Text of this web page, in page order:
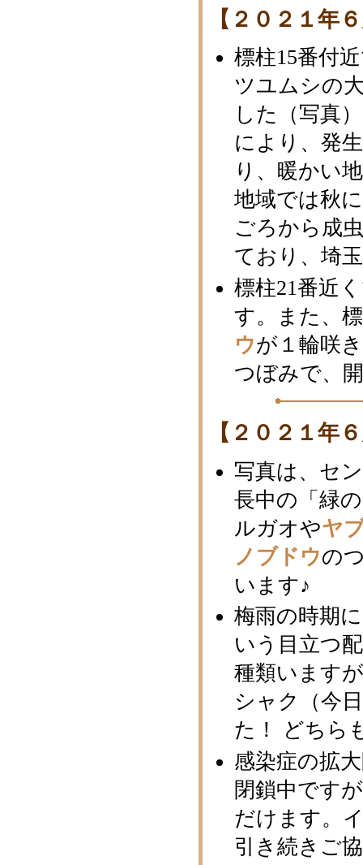
【２０２１年
標柱15番付
ツユムシの
した（写真
により、発
り、暖かい
地域では秋
ごろから成
ており、埼
標柱21番近
す。また、
ウが１輪咲
つぼみで、
【２０２１年
写真は、セ
長中の「緑
ルガオやヤ
ノブドウの
います♪
梅雨の時期
いう目立つ
種類います
シャク（今
た！ どちら
感染症の拡
閉鎖中です
だけます。
引き続きご